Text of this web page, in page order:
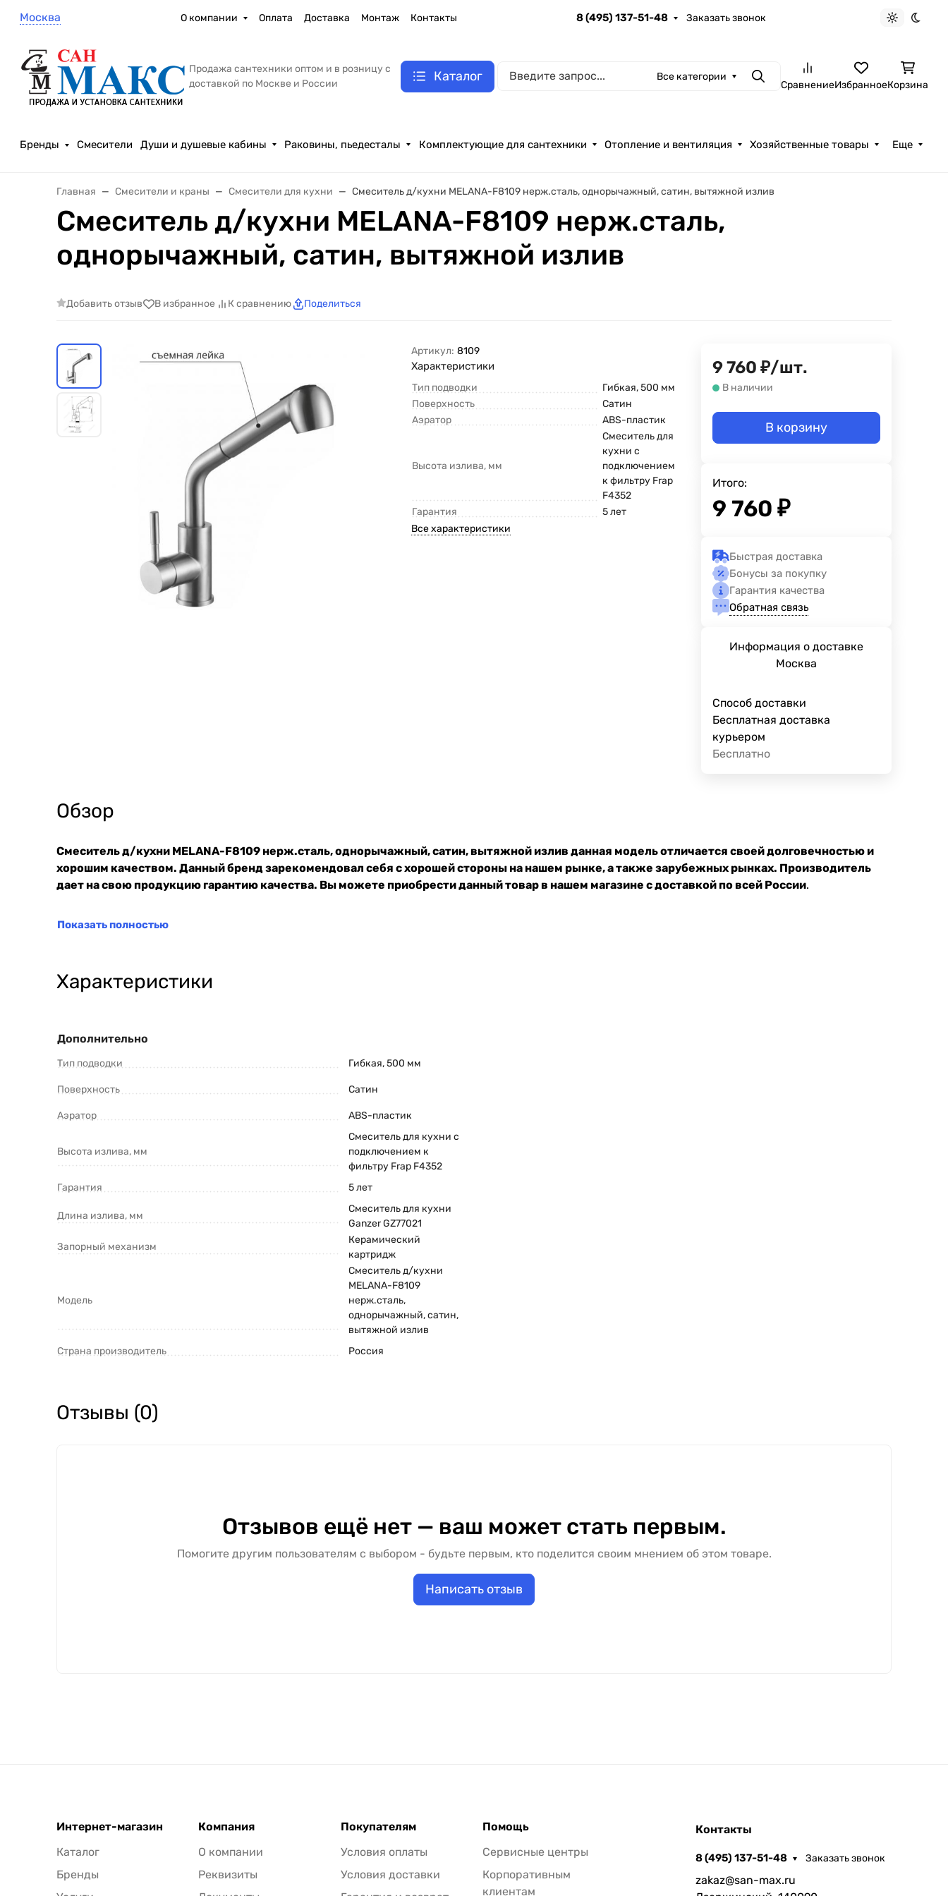
Москва О компании Оплата Доставка Монтаж Контакты 8 (495) 137-51-48 Заказать звонок
Светлая
Продажа сантехники оптом и в розницу с
доставкой по Москве и России
Каталог Все категории ПоискСравнениеИзбранноеКорзина
Бренды Смесители Души и душевые кабины Раковины, пьедесталы Комплектующие для сантехники Отопление и вентиляция Хозяйственные товары Еще
Главная Смесители и краны Смесители для кухни Смеситель д/кухни MELANA-F8109 нерж.сталь, однорычажный, сатин, вытяжной излив
Смеситель д/кухни MELANA-F8109 нерж.сталь,
однорычажный, сатин, вытяжной излив
Добавить отзыв В избранное К сравнению Поделиться
Артикул: 8109
Характеристики
Тип подводки
Гибкая, 500 мм
Поверхность
Сатин
Аэратор
ABS-пластик
Высота излива, мм
Смеситель для
кухни с
подключением
к фильтру Frap
F4352
Гарантия
5 лет
Все характеристики
9 760 ₽/шт.
В наличии
В корзину
Итого:
9 760 ₽
Быстрая доставка
Бонусы за покупку
Гарантия качества
Обратная связь
Информация о доставке
Москва
Способ доставки
Бесплатная доставка
курьером
Бесплатно
Обзор
Смеситель д/кухни MELANA-F8109 нерж.сталь, однорычажный, сатин, вытяжной излив данная модель отличается своей долговечностью и
хорошим качеством. Данный бренд зарекомендовал себя с хорошей стороны на нашем рынке, а также зарубежных рынках. Производитель
дает на свою продукцию гарантию качества. Вы можете приобрести данный товар в нашем магазине с доставкой по всей России.
Показать полностью
Характеристики
Дополнительно
Тип подводки Гибкая, 500 мм
Поверхность Сатин
Аэратор ABS-пластик
Высота излива, мм
Смеситель для кухни с
подключением к
фильтру Frap F4352
Гарантия
5 лет
Длина излива, мм
Смеситель для кухни
Ganzer GZ77021
Запорный механизм
Керамический
картридж
Модель
Смеситель д/кухни
MELANA-F8109
нерж.сталь,
однорычажный, сатин,
вытяжной излив
Страна производитель
Россия
Отзывы (0)
Отзывов ещё нет — ваш может стать первым.
Помогите другим пользователям с выбором - будьте первым, кто поделится своим мнением об этом товаре.
Написать отзыв
Интернет-магазин
Каталог
Бренды
Компания
О компании
Реквизиты
Покупателям
Условия оплаты
Условия доставки
Помощь
Сервисные центры
Корпоративным
клиентам
Контакты
8 (495) 137-51-48 Заказать звонок
zakaz@san-max.ru